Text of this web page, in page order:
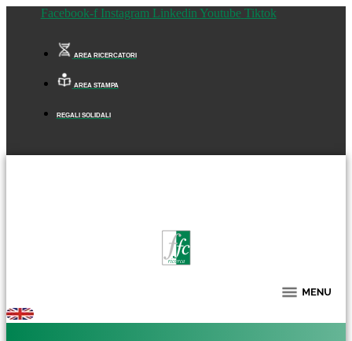
Facebook-f Instagram Linkedin Youtube Tiktok
AREA RICERCATORI
AREA STAMPA
REGALI SOLIDALI